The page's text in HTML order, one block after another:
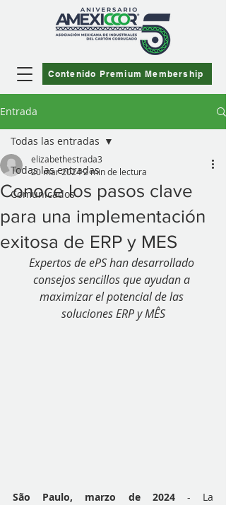
Contenido Premium Membership
Entrada
Todas las entradas
Comunicados
Todas las entradas
Conoce los pasos clave
para una implementación
exitosa de ERP y MES
elizabethestrada3
20 mar 20242 min de lectura
Expertos de ePS han desarrollado
consejos sencillos que ayudan a
maximizar el potencial de las
soluciones ERP y MÊS
São Paulo, marzo de 2024 - La